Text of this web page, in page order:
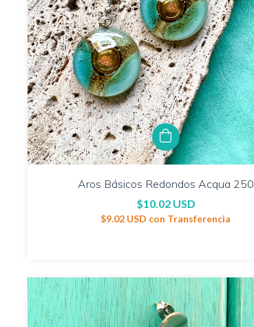
Aros Básicos Redondos Acqua 250
$10.02 USD
$9.02 USD con Transferencia